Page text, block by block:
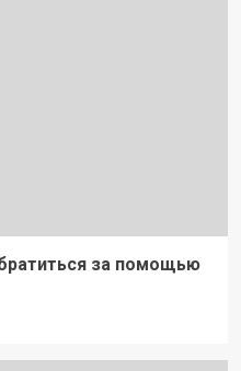
за помощью